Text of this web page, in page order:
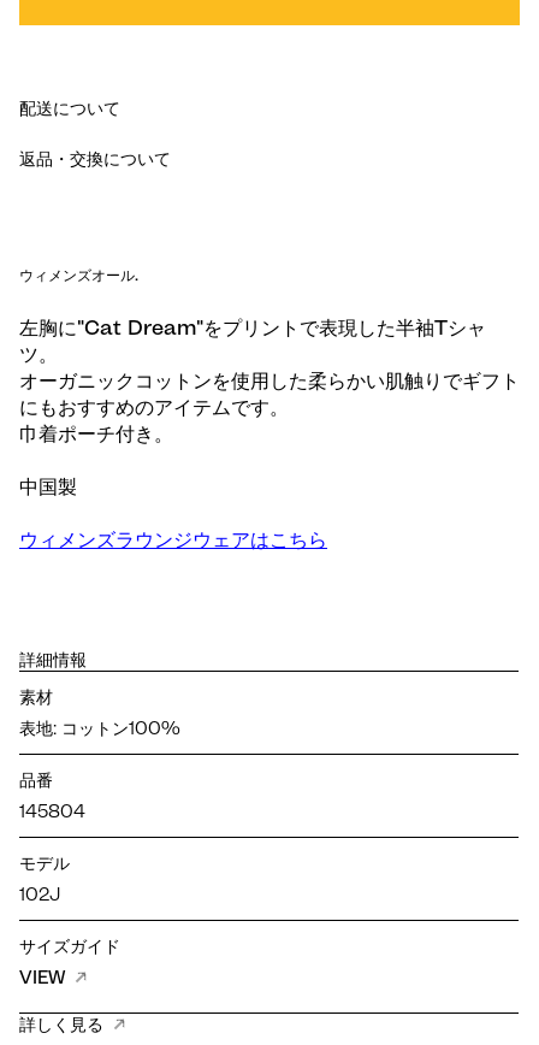
配送について
返品・交換について
ウィメンズオール.
左胸に"Cat Dream"をプリントで表現した半袖Tシャ
ツ。
オーガニックコットンを使用した柔らかい肌触りでギフト
にもおすすめのアイテムです。
巾着ポーチ付き。
中国製
ウィメンズラウンジウェアはこちら
詳細情報
素材
表地: コットン100%
品番
145804
モデル
102J
サイズガイド
VIEW
詳しく見る